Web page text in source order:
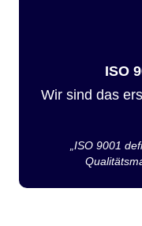
ISO
Wir sind das
„ISO 9001